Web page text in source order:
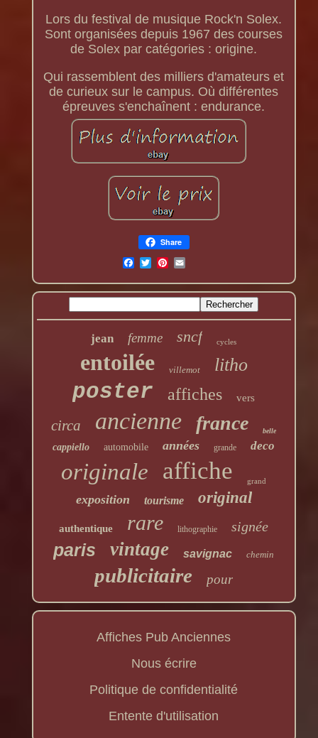
Lors du festival de musique Rock'n Solex.
Sont organisées depuis 1967 des courses
de Solex par catégories : origine.
Qui rassemblent des milliers d'amateurs et
de curieux sur le campus. Où différentes
épreuves s'enchaînent : endurance.
Share
jean femme sncf cycles
entoilée villemot litho
poster affiches vers
circa ancienne france belle
cappiello automobile années grande deco
originale affiche grand
exposition tourisme original
authentique rare lithographie signée
paris vintage savignac chemin
publicitaire pour
Affiches Pub Anciennes
Nous écrire
Politique de confidentialité
Entente d'utilisation